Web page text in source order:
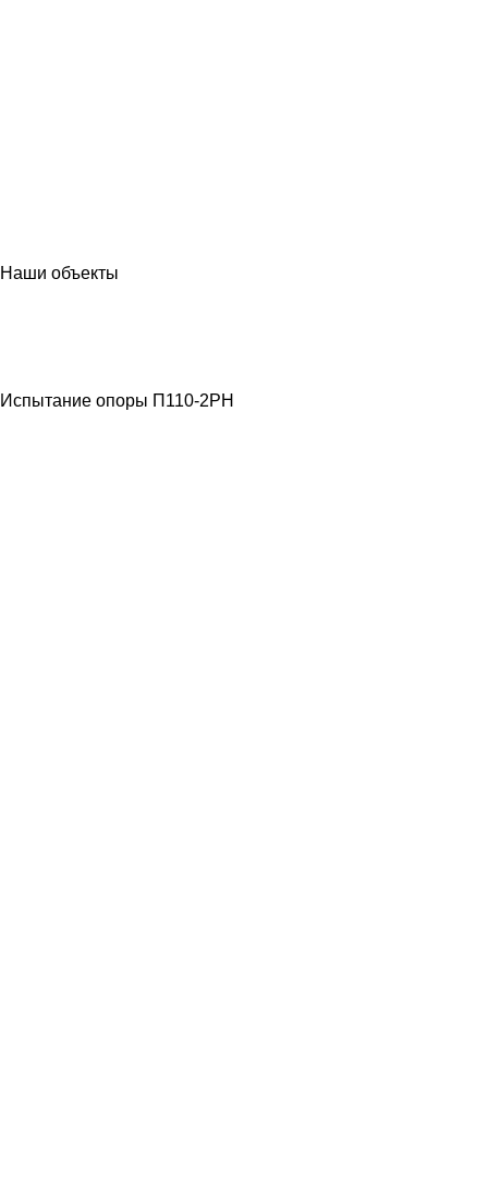
Наши объекты
Испытание опоры П110-2РН